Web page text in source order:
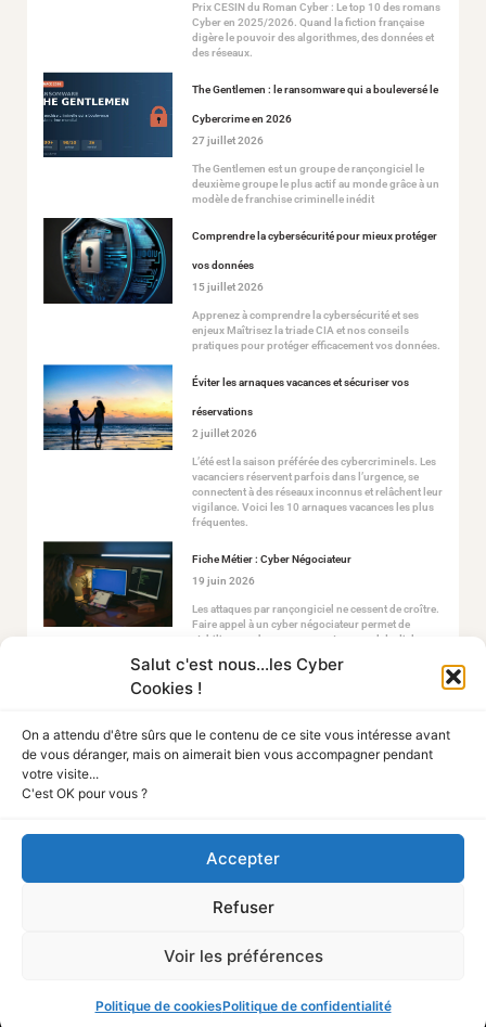
Salut c'est nous...les Cyber
Cookies !
On a attendu d'être sûrs que le contenu de ce site vous intéresse avant
de vous déranger, mais on aimerait bien vous accompagner pendant
votre visite...
C'est OK pour vous ?
Accepter
Refuser
Voir les préférences
Politique de cookiesPolitique de confidentialité
Prix CESIN du Roman Cyber : Le top 10 des romans
Cyber en 2025/2026. Quand la fiction française
digère le pouvoir des algorithmes, des données et
des réseaux.
The Gentlemen : le ransomware qui a bouleversé le
Cybercrime en 2026
27 juillet 2026
The Gentlemen est un groupe de rançongiciel le
deuxième groupe le plus actif au monde grâce à un
modèle de franchise criminelle inédit
Comprendre la cybersécurité pour mieux protéger
vos données
15 juillet 2026
Apprenez à comprendre la cybersécurité et ses
enjeux Maîtrisez la triade CIA et nos conseils
pratiques pour protéger efficacement vos données.
Éviter les arnaques vacances et sécuriser vos
réservations
2 juillet 2026
L’été est la saison préférée des cybercriminels. Les
vacanciers réservent parfois dans l’urgence, se
connectent à des réseaux inconnus et relâchent leur
vigilance. Voici les 10 arnaques vacances les plus
fréquentes.
Fiche Métier : Cyber Négociateur
19 juin 2026
Les attaques par rançongiciel ne cessent de croître.
Faire appel à un cyber négociateur permet de
stabiliser ce chaos en ouvrant un canal de dialogue
Tout Sur La Cyber
Qui sommes-nous